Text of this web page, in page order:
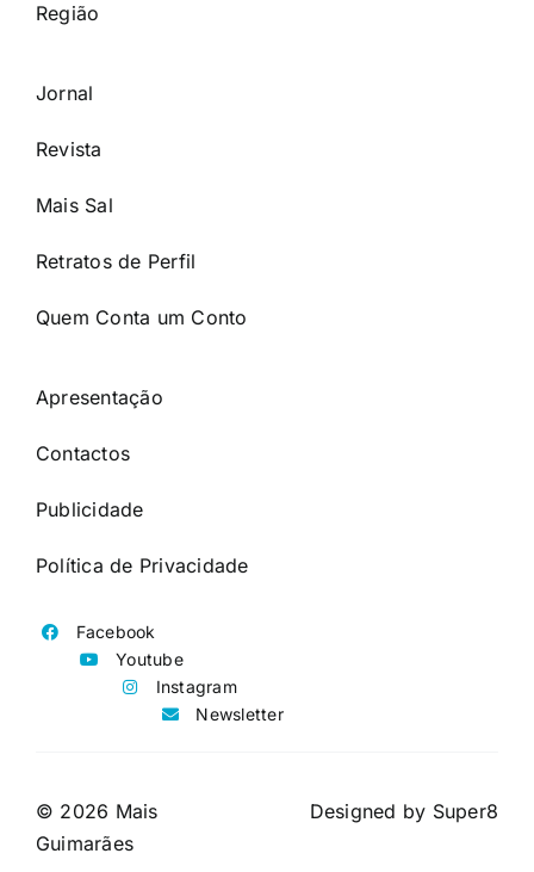
Região
Jornal
Revista
Mais Sal
Retratos de Perfil
Quem Conta um Conto
Apresentação
Contactos
Publicidade
Política de Privacidade
Facebook
Youtube
Instagram
Newsletter
© 2026 Mais
Guimarães
Designed by Super8